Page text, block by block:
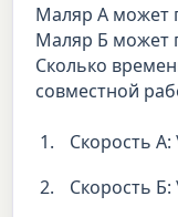
Маляр А может
Маляр Б может
Сколько
совместной
Скорость А:
Скорость Б: